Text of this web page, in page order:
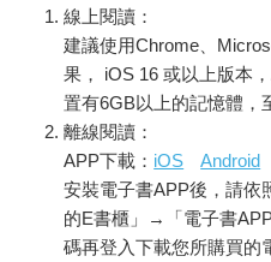
線上閱讀：
建議使用Chrome、
果， iOS 16 或以上版本
置有6GB以上的記憶體，
離線閱讀：
APP下載： iOS
Android
安裝電子書APP後，請
的E書櫃」→「電子書
碼再登入下載您所購買的